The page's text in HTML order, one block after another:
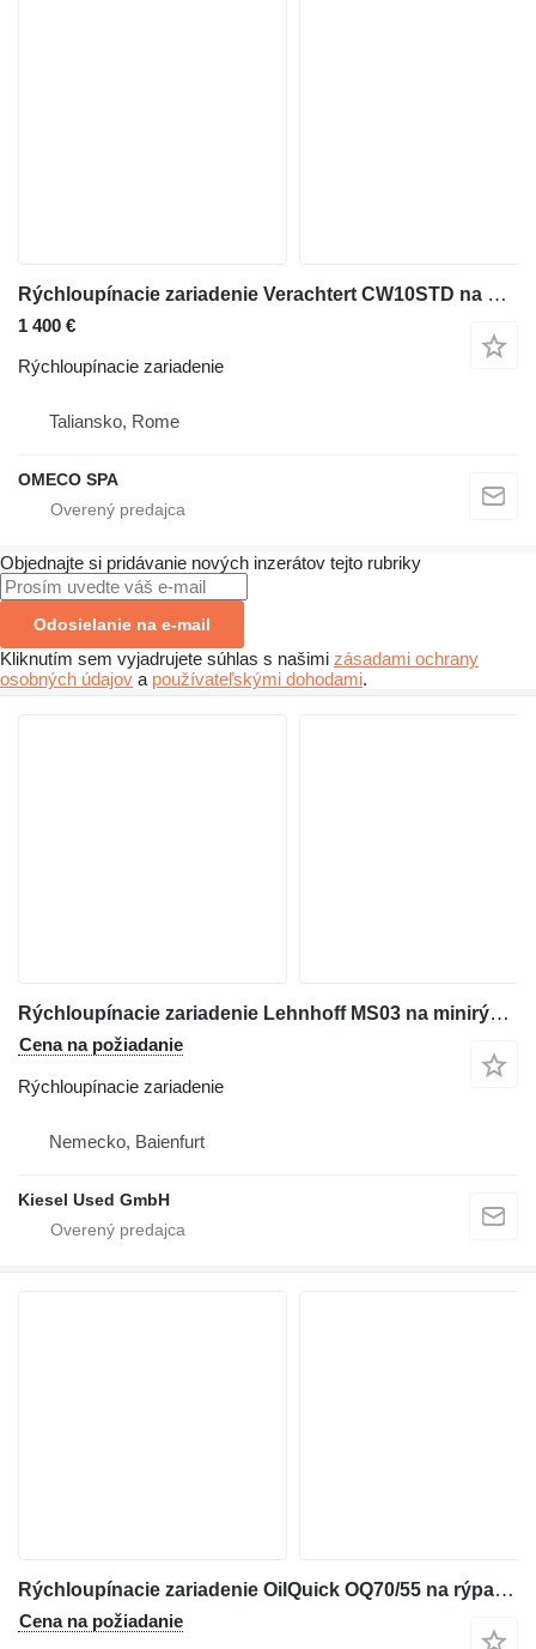
Rýchloupínacie zariadenie Verachtert CW10STD na midi bagra Doosan DX85R-3
1 400 €
Rýchloupínacie zariadenie
Taliansko, Rome
OMECO SPA
Objednajte si pridávanie nových inzerátov tejto rubriky
Odosielanie na e-mail
Kliknutím sem vyjadrujete súhlas s našimi zásadami ochrany
osobných údajov a používateľskými dohodami.
Rýchloupínacie zariadenie Lehnhoff MS03 na minirýpadla Doosan DX27
Cena na požiadanie
Rýchloupínacie zariadenie
Nemecko, Baienfurt
Kiesel Used GmbH
Rýchloupínacie zariadenie OilQuick OQ70/55 na rýpadla Doosan DX340
Cena na požiadanie